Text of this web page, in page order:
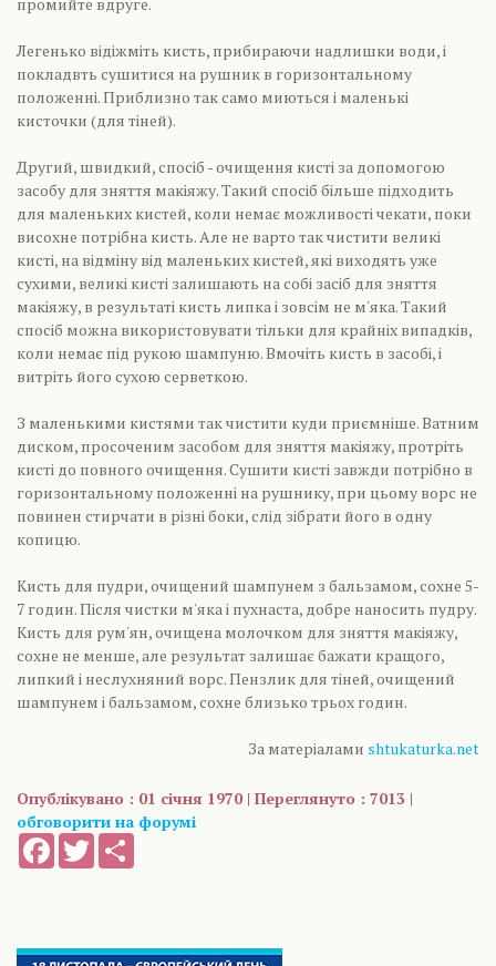
Легенько відіжміть кисть, прибираючи надлишки води, і
покладвть сушитися на рушник в горизонтальному
положенні. Приблизно так само миються і маленькі
кисточки (для тіней).
Другий, швидкий, спосіб - очищення кисті за допомогою
засобу для зняття макіяжу. Такий спосіб більше підходить
для маленьких кистей, коли немає можливості чекати, поки
висохне потрібна кисть. Але не варто так чистити великі
кисті, на відміну від маленьких кистей, які виходять уже
сухими, великі кисті залишають на собі засіб для зняття
макіяжу, в результаті кисть липка і зовсім не м'яка. Такий
спосіб можна використовувати тільки для крайніх випадків,
коли немає під рукою шампуню. Вмочіть кисть в засобі, і
витріть його сухою серветкою.
З маленькими кистями так чистити куди приємніше. Ватним
диском, просоченим засобом для зняття макіяжу, протріть
кисті до повного очищення. Сушити кисті завжди потрібно в
горизонтальному положенні на рушнику, при цьому ворс не
повинен стирчати в різні боки, слід зібрати його в одну
копицю.
Кисть для пудри, очищений шампунем з бальзамом, сохне 5-
7 годин. Після чистки м'яка і пухнаста, добре наносить пудру.
Кисть для рум'ян, очищена молочком для зняття макіяжу,
сохне не менше, але результат залишає бажати кращого,
липкий і неслухняний ворс. Пензлик для тіней, очищений
шампунем і бальзамом, сохне близько трьох годин.
За матеріалами shtukaturka.net
Опублікувано : 01 січня 1970 | Переглянуто : 7013 |
обговорити на форумі
FacebookTwitter